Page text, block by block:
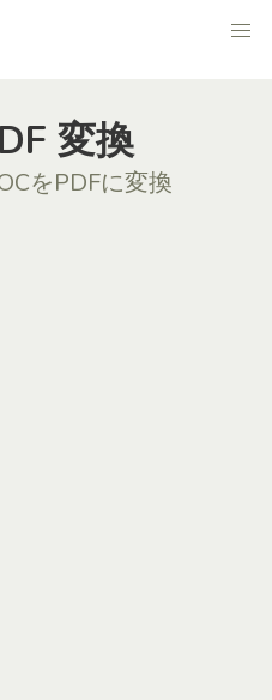
変換
をPDFに変換